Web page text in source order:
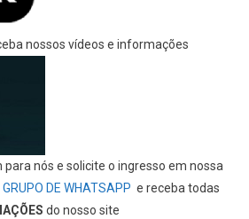
nossos vídeos e informações
nós e solicite o ingresso em nossa
GRUPO DE WHATSAPP e receba todas
do nosso site